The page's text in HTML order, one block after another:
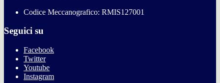
Codice Meccanografico: RMIS127001
Seguici su
Facebook
Twitter
Youtube
Instagram